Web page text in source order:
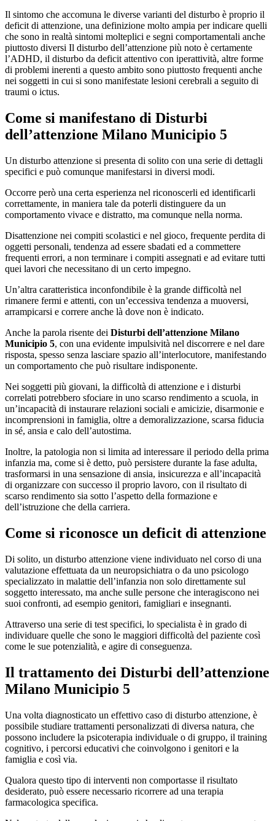
Il sintomo che accomuna le diverse varianti del disturbo è proprio il
deficit di attenzione, una definizione molto ampia per indicare quelli
che sono in realtà sintomi molteplici e segni comportamentali anche
piuttosto diversi Il disturbo dell’attenzione più noto è certamente
l’ADHD, il disturbo da deficit attentivo con iperattività, altre forme
di problemi inerenti a questo ambito sono piuttosto frequenti anche
nei soggetti in cui si sono manifestate lesioni cerebrali a seguito di
traumi o ictus.
Come si manifestano di Disturbi
dell’attenzione Milano Municipio 5
Un disturbo attenzione si presenta di solito con una serie di dettagli
specifici e può comunque manifestarsi in diversi modi.
Occorre però una certa esperienza nel riconoscerli ed identificarli
correttamente, in maniera tale da poterli distinguere da un
comportamento vivace e distratto, ma comunque nella norma.
Disattenzione nei compiti scolastici e nel gioco, frequente perdita di
oggetti personali, tendenza ad essere sbadati ed a commettere
frequenti errori, a non terminare i compiti assegnati e ad evitare tutti
quei lavori che necessitano di un certo impegno.
Un’altra caratteristica inconfondibile è la grande difficoltà nel
rimanere fermi e attenti, con un’eccessiva tendenza a muoversi,
arrampicarsi e correre anche là dove non è indicato.
Anche la parola risente dei Disturbi dell’attenzione Milano
Municipio 5, con una evidente impulsività nel discorrere e nel dare
risposta, spesso senza lasciare spazio all’interlocutore, manifestando
un comportamento che può risultare indisponente.
Nei soggetti più giovani, la difficoltà di attenzione e i disturbi
correlati potrebbero sfociare in uno scarso rendimento a scuola, in
un’incapacità di instaurare relazioni sociali e amicizie, disarmonie e
incomprensioni in famiglia, oltre a demoralizzazione, scarsa fiducia
in sé, ansia e calo dell’autostima.
Inoltre, la patologia non si limita ad interessare il periodo della prima
infanzia ma, come si è detto, può persistere durante la fase adulta,
trasformarsi in una sensazione di ansia, insicurezza e all’incapacità
di organizzare con successo il proprio lavoro, con il risultato di
scarso rendimento sia sotto l’aspetto della formazione e
dell’istruzione che della carriera.
Come si riconosce un deficit di attenzione
Di solito, un disturbo attenzione viene individuato nel corso di una
valutazione effettuata da un neuropsichiatra o da uno psicologo
specializzato in malattie dell’infanzia non solo direttamente sul
soggetto interessato, ma anche sulle persone che interagiscono nei
suoi confronti, ad esempio genitori, famigliari e insegnanti.
Attraverso una serie di test specifici, lo specialista è in grado di
individuare quelle che sono le maggiori difficoltà del paziente così
come le sue potenzialità, e agire di conseguenza.
Il trattamento dei Disturbi dell’attenzione
Milano Municipio 5
Una volta diagnosticato un effettivo caso di disturbo attenzione, è
possibile studiare trattamenti personalizzati di diversa natura, che
possono includere la psicoterapia individuale o di gruppo, il training
cognitivo, i percorsi educativi che coinvolgono i genitori e la
famiglia e così via.
Qualora questo tipo di interventi non comportasse il risultato
desiderato, può essere necessario ricorrere ad una terapia
farmacologica specifica.